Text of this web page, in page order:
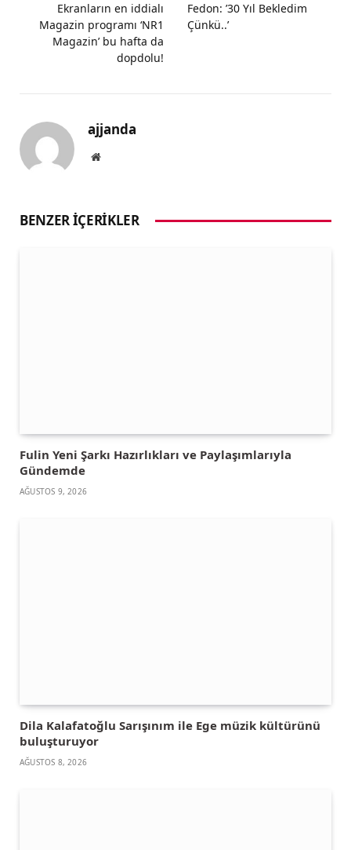
Ekranların en iddialı
Magazin programı ‘NR1
Magazin’ bu hafta da
dopdolu!
Fedon: ’30 Yıl Bekledim
Çünkü..’
ajjanda
Website
BENZER İÇERIKLER
Fulin Yeni Şarkı Hazırlıkları ve Paylaşımlarıyla
Gündemde
AĞUSTOS 9, 2026
Dila Kalafatoğlu Sarışınım ile Ege müzik kültürünü
buluşturuyor
AĞUSTOS 8, 2026